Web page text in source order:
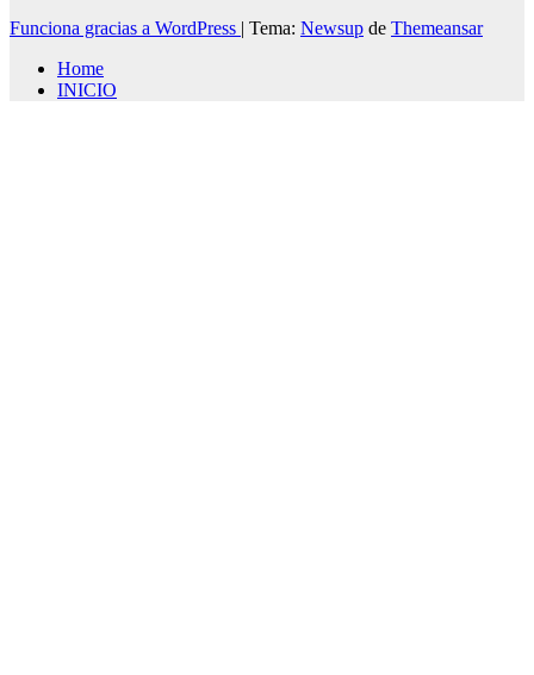
Funciona gracias a WordPress | Tema: Newsup de Themeansar
Home
INICIO